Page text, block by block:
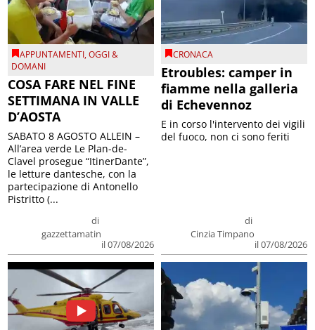
APPUNTAMENTI,OGGI &
DOMANI
COSA FARE NEL FINE
SETTIMANA IN VALLE
D’AOSTA
di
gazzettamatin
il 07/08/2026
SABATO 8 AGOSTO ALLEIN –
All’area verde Le Plan-de-
Clavel prosegue “ItinerDante”,
le letture dantesche, con la
partecipazione di Antonello
Pistritto (...
CRONACA
Etroubles: camper in
fiamme nella galleria
di Echevennoz
di
Cinzia Timpano
il 07/08/2026
E in corso l'intervento dei vigili
del fuoco, non ci sono feriti